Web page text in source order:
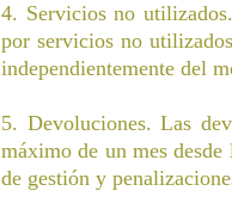
4. Servicios no
por servicios no
independientemente del
5. Devoluciones. Las
máximo de un mes
de gestión y